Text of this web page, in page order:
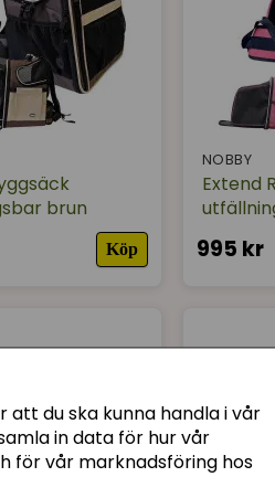
att du ska kunna handla i vår
in data för hur vår
för vår marknadsföring hos
brun
Köp
NOBBY
Extend
995 kr